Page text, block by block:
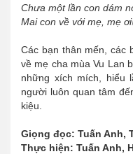
Chưa một lần con dám
Mai con về với mẹ, mẹ
Các bạn thân mến, các
về mẹ cha mùa Vu Lan
những xích mích, hiểu
người luôn quan tâm
kiệu.
Giọng đọc: Tuấn Anh,
Thực hiện: Tuấn Anh,